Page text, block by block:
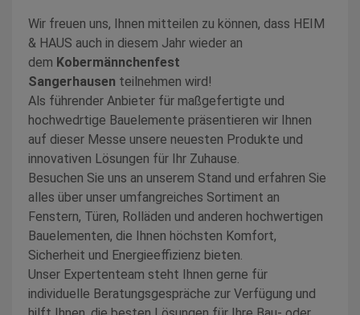
Wir freuen uns, Ihnen mitteilen zu können, dass HEIM
& HAUS auch in diesem Jahr wieder an
dem Kobermännchenfest
Sangerhausen teilnehmen wird!
Als führender Anbieter für maßgefertigte und
hochwedrtige Bauelemente präsentieren wir Ihnen
auf dieser Messe unsere neuesten Produkte und
innovativen Lösungen für Ihr Zuhause.
Besuchen Sie uns an unserem Stand und erfahren Sie
alles über unser umfangreiches Sortiment an
Fenstern, Türen, Rolläden und anderen hochwertigen
Bauelementen, die Ihnen höchsten Komfort,
Sicherheit und Energieeffizienz bieten.
Unser Expertenteam steht Ihnen gerne für
individuelle Beratungsgespräche zur Verfügung und